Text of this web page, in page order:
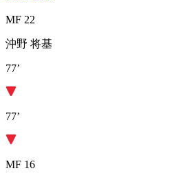
MF 22
沖野 将基
77’
77’
MF 16